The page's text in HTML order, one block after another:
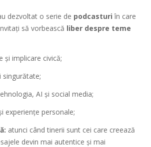
dezvoltat o serie de podcasturi în care
să vorbească liber despre teme
și implicare civică;
singurătate;
AI și social media;
experiențe personale;
atunci când tinerii sunt cei care creează
devin mai autentice și mai